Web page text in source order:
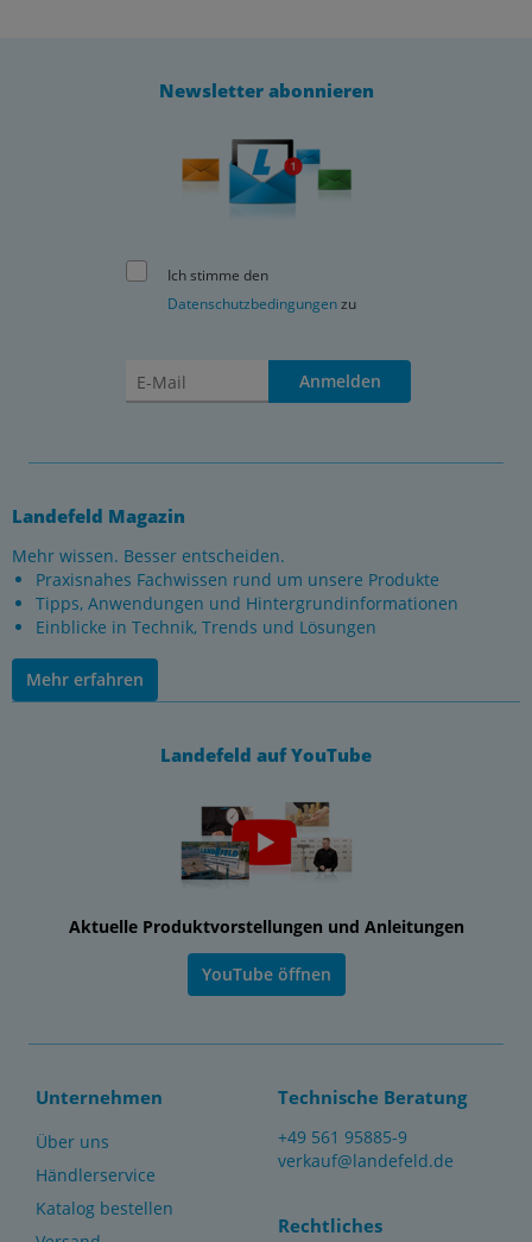
Newsletter abonnieren
Ich stimme den
Datenschutzbedingungenzu
Anmelden
Landefeld Magazin
Mehr wissen. Besser entscheiden.
Praxisnahes Fachwissen rund um unsere Produkte
Tipps, Anwendungen und Hintergrundinformationen
Einblicke in Technik, Trends und Lösungen
Mehr erfahren
Landefeld auf YouTube
Aktuelle Produktvorstellungen und Anleitungen
YouTube öffnen
Unternehmen
Über uns
Händlerservice
Katalog bestellen
Technische Beratung
+49 561 95885-9
verkauf@landefeld.de
Rechtliches